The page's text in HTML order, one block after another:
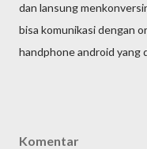
dan lansung
bisa komunikasi dengan
handphone android yang
Komentar